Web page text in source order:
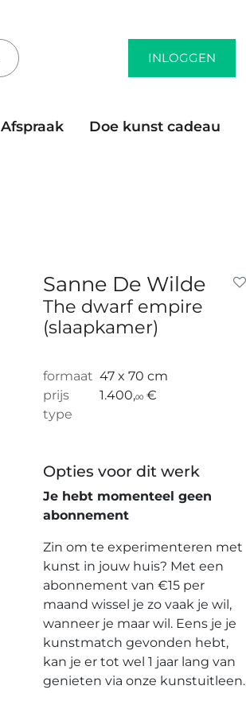
INLOGGEN
Afspraak
Doe kunst cadeau
Sanne De Wilde
The dwarf empire
(slaapkamer)
formaat 47 x 70 cm
prijs
1.400,00 €
type
Opties voor dit werk
Je hebt momenteel geen
abonnement
Zin om te experimenteren met
kunst in jouw huis? Met een
abonnement van €15 per
maand wissel je zo vaak je wil,
wanneer je maar wil. Eens je je
kunstmatch gevonden hebt,
kan je er tot wel 1 jaar lang van
genieten via onze kunstuitleen.